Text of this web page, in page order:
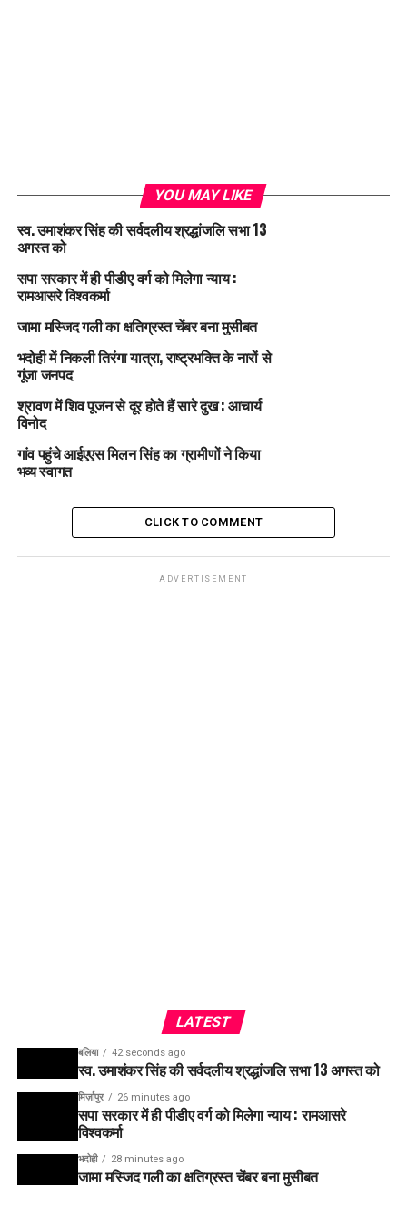
YOU MAY LIKE
स्व. उमाशंकर सिंह की सर्वदलीय श्रद्धांजलि सभा 13
अगस्त को
सपा सरकार में ही पीडीए वर्ग को मिलेगा न्याय :
रामआसरे विश्वकर्मा
जामा मस्जिद गली का क्षतिग्रस्त चेंबर बना मुसीबत
भदोही में निकली तिरंगा यात्रा, राष्ट्रभक्ति के नारों से
गूंजा जनपद
श्रावण में शिव पूजन से दूर होते हैं सारे दुख : आचार्य
विनोद
गांव पहुंचे आईएएस मिलन सिंह का ग्रामीणों ने किया
भव्य स्वागत
CLICK TO COMMENT
ADVERTISEMENT
LATEST
बलिया 42 seconds ago
स्व. उमाशंकर सिंह की सर्वदलीय श्रद्धांजलि सभा 13 अगस्त को
मिर्ज़ापुर 26 minutes ago
सपा सरकार में ही पीडीए वर्ग को मिलेगा न्याय : रामआसरे
विश्वकर्मा
भदोही 28 minutes ago
जामा मस्जिद गली का क्षतिग्रस्त चेंबर बना मुसीबत